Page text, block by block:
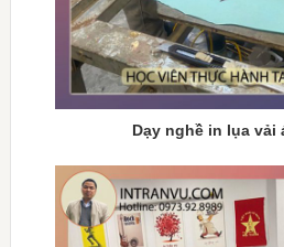
Dạy nghề in lụa vải